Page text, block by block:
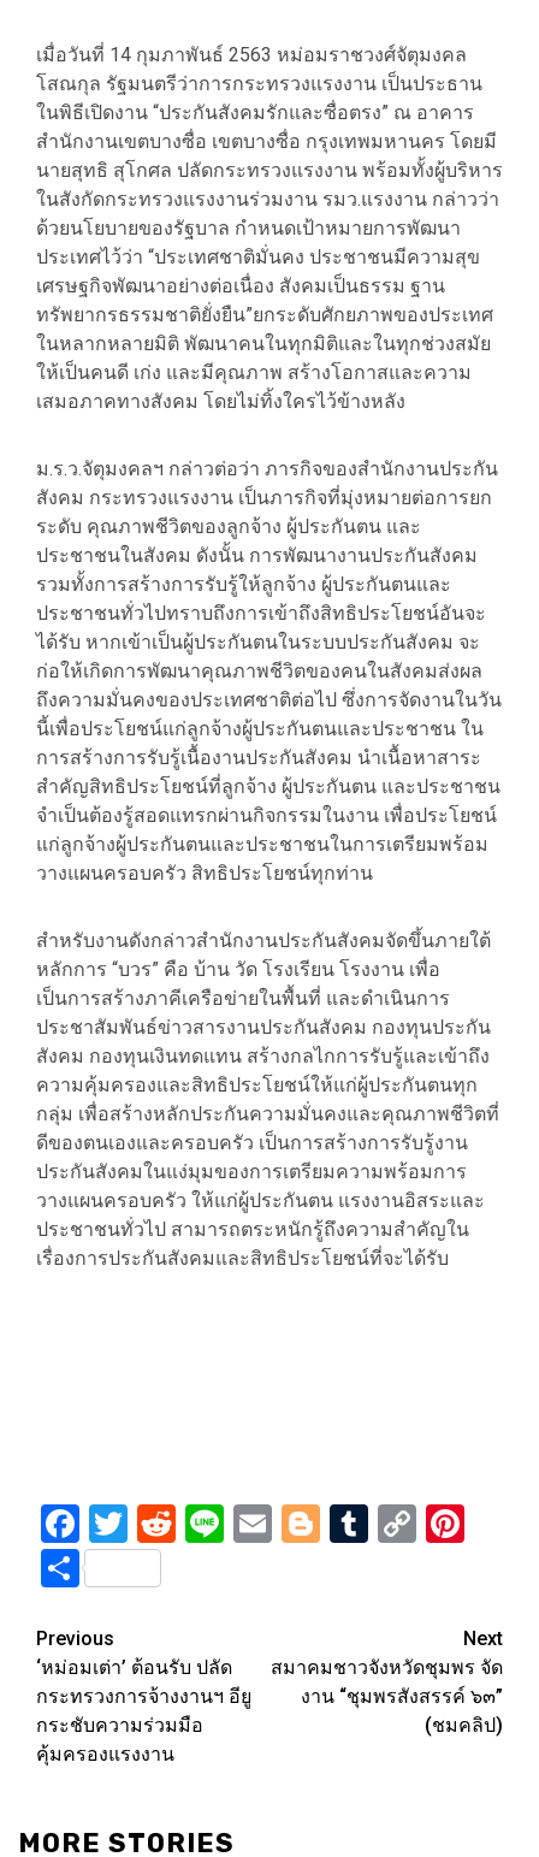
เมื่อวันที่ 14 กุมภาพันธ์ 2563 หม่อมราชวงศ์จัตุมงคล
โสณกุล รัฐมนตรีว่าการกระทรวงแรงงาน เป็นประธาน
ในพิธีเปิดงาน “ประกันสังคมรักและซื่อตรง” ณ อาคาร
สำนักงานเขตบางซื่อ เขตบางซื่อ กรุงเทพมหานคร โดยมี
นายสุทธิ สุโกศล ปลัดกระทรวงแรงงาน พร้อมทั้งผู้บริหาร
ในสังกัดกระทรวงแรงงานร่วมงาน รมว.แรงงาน กล่าวว่า
ด้วยนโยบายของรัฐบาล กำหนดเป้าหมายการพัฒนา
ประเทศไว้ว่า “ประเทศชาติมั่นคง ประชาชนมีความสุข
เศรษฐกิจพัฒนาอย่างต่อเนื่อง สังคมเป็นธรรม ฐาน
ทรัพยากรธรรมชาติยั่งยืน”ยกระดับศักยภาพของประเทศ
ในหลากหลายมิติ พัฒนาคนในทุกมิติและในทุกช่วงสมัย
ให้เป็นคนดี เก่ง และมีคุณภาพ สร้างโอกาสและความ
เสมอภาคทางสังคม โดยไม่ทิ้งใครไว้ข้างหลัง
ม.ร.ว.จัตุมงคลฯ กล่าวต่อว่า ภารกิจของสำนักงานประกัน
สังคม กระทรวงแรงงาน เป็นภารกิจที่มุ่งหมายต่อการยก
ระดับ คุณภาพชีวิตของลูกจ้าง ผู้ประกันตน และ
ประชาชนในสังคม ดังนั้น การพัฒนางานประกันสังคม
รวมทั้งการสร้างการรับรู้ให้ลูกจ้าง ผู้ประกันตนและ
ประชาชนทั่วไปทราบถึงการเข้าถึงสิทธิประโยชน์อันจะ
ได้รับ หากเข้าเป็นผู้ประกันตนในระบบประกันสังคม จะ
ก่อให้เกิดการพัฒนาคุณภาพชีวิตของคนในสังคมส่งผล
ถึงความมั่นคงของประเทศชาติต่อไป ซึ่งการจัดงานในวัน
นี้เพื่อประโยชน์แก่ลูกจ้างผู้ประกันตนและประชาชน ใน
การสร้างการรับรู้เนื้องานประกันสังคม นำเนื้อหาสาระ
สำคัญสิทธิประโยชน์ที่ลูกจ้าง ผู้ประกันตน และประชาชน
จำเป็นต้องรู้สอดแทรกผ่านกิจกรรมในงาน เพื่อประโยชน์
แก่ลูกจ้างผู้ประกันตนและประชาชนในการเตรียมพร้อม
วางแผนครอบครัว สิทธิประโยชน์ทุกท่าน
สำหรับงานดังกล่าวสำนักงานประกันสังคมจัดขึ้นภายใต้
หลักการ “บวร” คือ บ้าน วัด โรงเรียน โรงงาน เพื่อ
เป็นการสร้างภาคีเครือข่ายในพื้นที่ และดำเนินการ
ประชาสัมพันธ์ข่าวสารงานประกันสังคม กองทุนประกัน
สังคม กองทุนเงินทดแทน สร้างกลไกการรับรู้และเข้าถึง
ความคุ้มครองและสิทธิประโยชน์ให้แก่ผู้ประกันตนทุก
กลุ่ม เพื่อสร้างหลักประกันความมั่นคงและคุณภาพชีวิตที่
ดีของตนเองและครอบครัว เป็นการสร้างการรับรู้งาน
ประกันสังคมในแง่มุมของการเตรียมความพร้อมการ
วางแผนครอบครัว ให้แก่ผู้ประกันตน แรงงานอิสระและ
ประชาชนทั่วไป สามารถตระหนักรู้ถึงความสำคัญใน
เรื่องการประกันสังคมและสิทธิประโยชน์ที่จะได้รับ
Facebook
Twitter
Reddit
LineEmailBlogger
Tumblr
Copy
Share
Post
navigation
Previous
‘หม่อมเต่า’ ต้อนรับ ปลัด
กระทรวงการจ้างงานฯ อียู
กระชับความร่วมมือ
คุ้มครองแรงงาน
Next
สมาคมชาวจังหวัดชุมพร จัด
งาน “ชุมพรสังสรรค์ ๖๓”
(ชมคลิป)
MORE STORIES